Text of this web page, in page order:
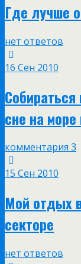
Где лучше
нет ответов
16 Сен 2010
сне на
комментария 3
15 Сен 2010
Мой отдых
секторе
нет ответов